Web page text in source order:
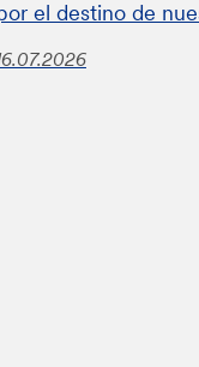
el destino de